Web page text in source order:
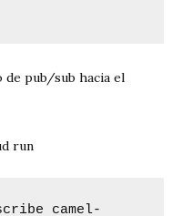
pub/sub hacia el
run
camel-